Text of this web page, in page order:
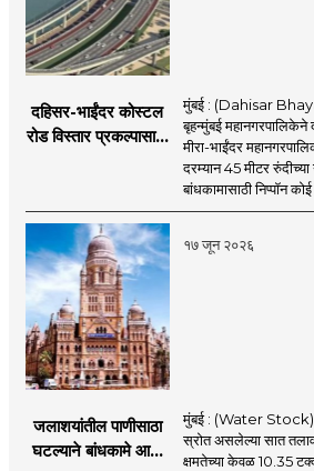
दहिसर-भाईंदर कोस्टल
रोड विस्तार प्रकल्पासाठी
मंजुरीची प्रतीक्षा
मुंबई : (Dahisar
बृहन्मुंबई
मीरा-भाईंदर
दरम्यान 45 मीटर रुंदीच्या
बांधकामासाठी निप्पॉन कोई
१७ जून २०२६
जलाशयांतील पाणीसाठा
घटल्याने बांधकामे आणि
मुंबई : (Water Stock)
स्रोत असलेल्या सात
क्षमतेच्या केवळ 10.35